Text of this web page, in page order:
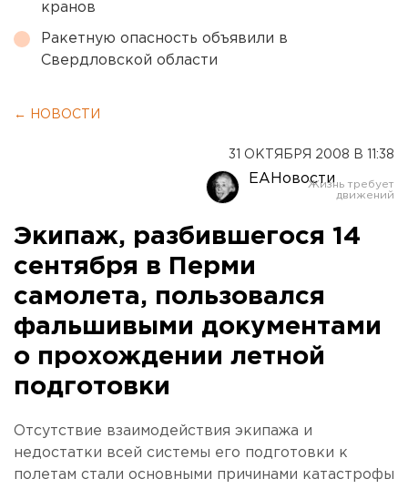
кранов
Ракетную опасность объявили в
Свердловской области
← НОВОСТИ
31 ОКТЯБРЯ 2008 В 11:38
ЕАНовости
Экипаж, разбившегося 14
сентября в Перми
самолета, пользовался
фальшивыми документами
о прохождении летной
подготовки
Отсутствие взаимодействия экипажа и
недостатки всей системы его подготовки к
полетам стали основными причинами катастрофы